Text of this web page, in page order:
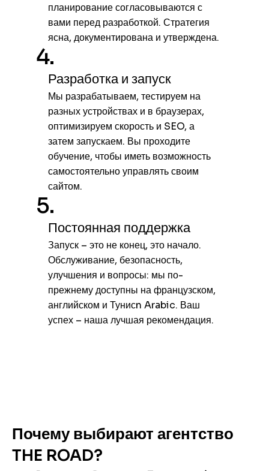
планирование согласовываются с
вами перед разработкой. Стратегия
ясна, документирована и утверждена.
4.
Разработка и запуск
Мы разрабатываем, тестируем на
разных устройствах и в браузерах,
оптимизируем скорость и SEO, а
затем запускаем. Вы проходите
обучение, чтобы иметь возможность
самостоятельно управлять своим
сайтом.
5.
Постоянная поддержка
Запуск – это не конец, это начало.
Обслуживание, безопасность,
улучшения и вопросы: мы по-
прежнему доступны на французском,
английском и Тунисn Arabic. Ваш
успех – наша лучшая рекомендация.
Почему выбирают агентство
THE ROAD?